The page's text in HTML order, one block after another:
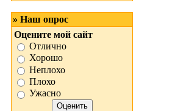
» Наш опрос
Оцените мой сайт
Отлично
Хорошо
Неплохо
Плохо
Ужасно